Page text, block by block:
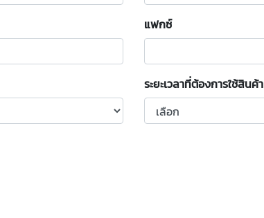
แฟกซ์
ระยะเวลาที่ต้องการใช้สินค้า